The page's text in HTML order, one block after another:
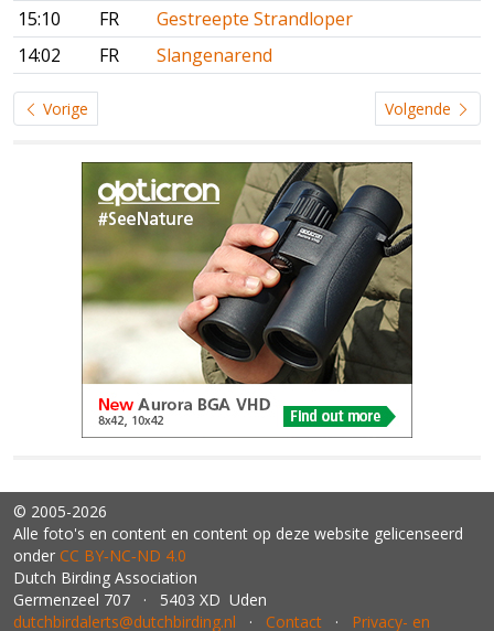
15:10
FR
Gestreepte Strandloper
14:02
FR Slangenarend
Vorige Volgende
© 2005-2026
Alle foto's en content en content op deze website gelicenseerd
onder CC BY‑NC‑ND 4.0
Dutch Birding Association
Germenzeel 707 · 5403 XD Uden
dutchbirdalerts@dutchbirding.nl · Contact · Privacy- en